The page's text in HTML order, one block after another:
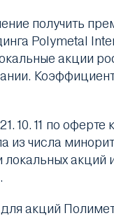
получить
Polymetal
акции
по
числа
акций